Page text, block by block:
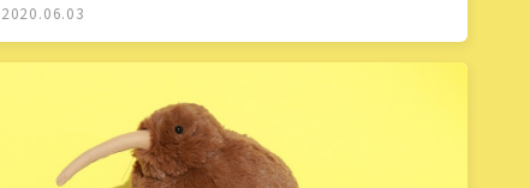
2020.06.03